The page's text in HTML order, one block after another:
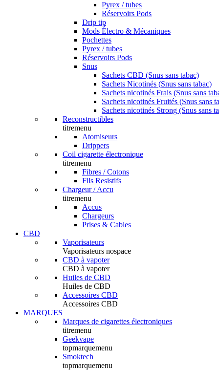
Pyrex / tubes
Réservoirs Pods
Drip tip
Mods Électro & Mécaniques
Pochettes
Pyrex / tubes
Réservoirs Pods
Snus
Sachets CBD (Snus sans tabac)
Sachets Nicotinés (Snus sans tabac)
Sachets nicotinés Frais (Snus sans
Sachets nicotinés Fruités (Snus sans
Sachets nicotinés Strong (Snus sans
Reconstructibles
titremenu
Atomiseurs
Drippers
Coil cigarette électronique
titremenu
Fibres / Cotons
Fils Resistifs
Chargeur / Accu
titremenu
Accus
Chargeurs
Prises & Cables
CBD
Vaporisateurs
Vaporisateurs nospace
CBD à vapoter
CBD à vapoter
Huiles de CBD
Huiles de CBD
Accessoires CBD
Accessoires CBD
MARQUES
Marques de cigarettes électroniques
titremenu
Geekvape
topmarquemenu
Smoktech
topmarquemenu